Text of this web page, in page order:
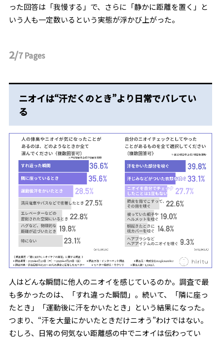
った回答は「我慢する」で、さらに「静かに距離を置く」と
いう人も一定数いるという実態が浮かび上がった。
2/7Pages
ニオイは“汗だくのとき”より日常でバレてい
る
人はどんな瞬間に他人のニオイを感じているのか。調査で最
も多かったのは、「すれ違った瞬間」。続いて、「隣に座っ
たとき」「運動後に汗をかいたとき」という結果になった。
つまり、“汗を大量にかいたときだけニオう”わけではない。
むしろ、日常の何気ない距離感の中でニオイは伝わってい